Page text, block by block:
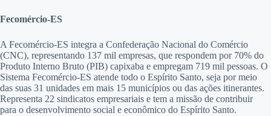
Fecomércio-ES
A Fecomércio-ES integra a Confederação Nacional do Comércio
(CNC), representando 137 mil empresas, que respondem por 70% do
Produto Interno Bruto (PIB) capixaba e empregam 719 mil pessoas. O
Sistema Fecomércio-ES atende todo o Espírito Santo, seja por meio
das suas 31 unidades em mais 15 municípios ou das ações itinerantes.
Representa 22 sindicatos empresariais e tem a missão de contribuir
para o desenvolvimento social e econômico do Espírito Santo.